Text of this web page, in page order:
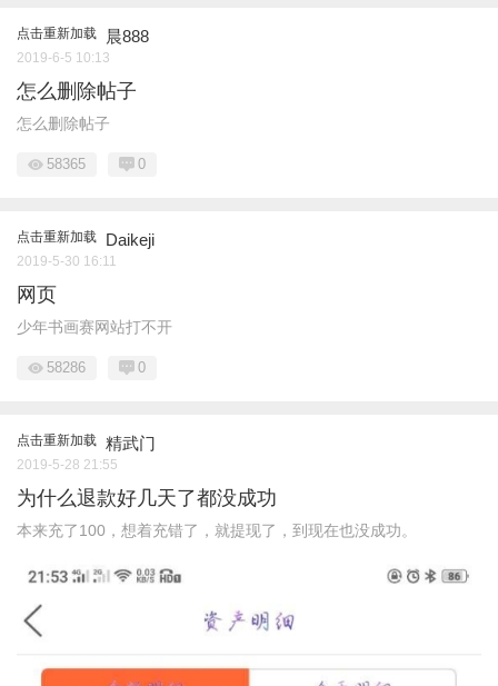
点击重新加载 晨888
2019-6-5 10:13
怎么删除帖子
怎么删除帖子
58365 0
点击重新加载 Daikeji
2019-5-30 16:11
网页
少年书画赛网站打不开
58286 0
点击重新加载 精武门
2019-5-28 21:55
为什么退款好几天了都没成功
本来充了100，想着充错了，就提现了，到现在也没成功。